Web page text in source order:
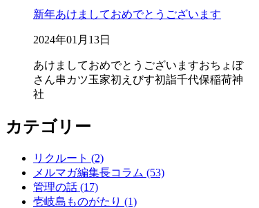
新年あけましておめでとうございます
2024年01月13日
あけましておめでとうございますおちょぼ
さん串カツ玉家初えびす初詣千代保稲荷神
社
カテゴリー
リクルート (2)
メルマガ編集長コラム (53)
管理の話 (17)
壱岐島ものがたり (1)